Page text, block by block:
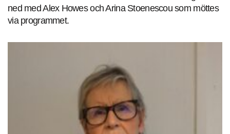
ned med Alex Howes och Arina Stoenescou som möttes
via programmet.